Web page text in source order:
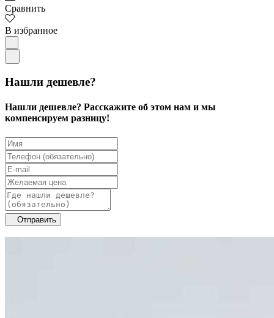
Сравнить
В избранное
Нашли дешевле?
Нашли дешевле? Расскажите об этом нам и мы
компенсируем разницу!
Отправить